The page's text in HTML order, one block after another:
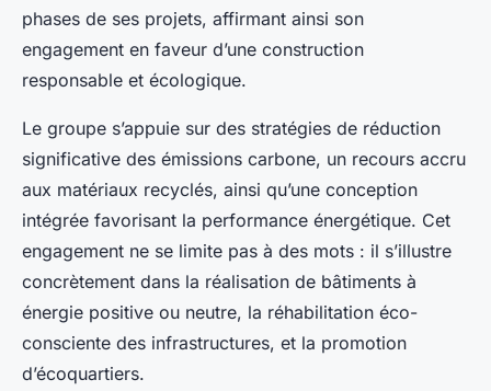
phases de ses projets, affirmant ainsi son
engagement en faveur d’une construction
responsable et écologique.
Le groupe s’appuie sur des stratégies de réduction
significative des émissions carbone, un recours accru
aux matériaux recyclés, ainsi qu’une conception
intégrée favorisant la performance énergétique. Cet
engagement ne se limite pas à des mots : il s’illustre
concrètement dans la réalisation de bâtiments à
énergie positive ou neutre, la réhabilitation éco-
consciente des infrastructures, et la promotion
d’écoquartiers.